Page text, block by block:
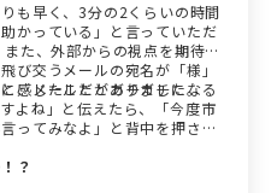
も早く、3分の2くらいの時間
かっている」と言っていただ
た、外部からの視点を期待さ
び交うメールの宛名が「様」
感じたことがありました。
、メールだとガチガチになる
よね」と伝えたら、「今度市
ってみなよ」と背中を押され
？